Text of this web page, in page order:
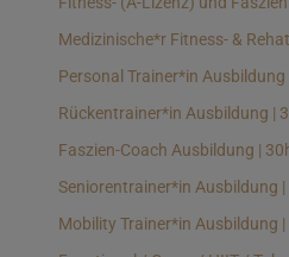
Medizinische*r Fitness- &
Personal Trainer*in Ausbildung
Rückentrainer*in Ausbildung |
Faszien-Coach Ausbildung |
Seniorentrainer*in Ausbildung |
Mobility Trainer*in Ausbildung |